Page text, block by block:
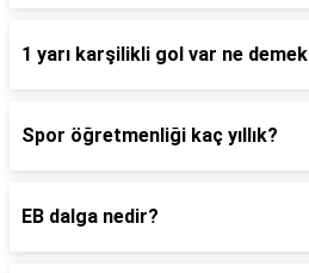
1 yarı karşilikli gol var ne demek
Spor öğretmenliği kaç yıllık?
EB dalga nedir?